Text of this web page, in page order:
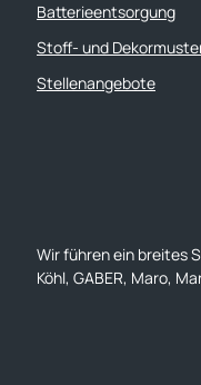
Batterieentsorgung
Stoff- und
Stellenangebote
Wir führen ein breites
Köhl, GABER, Maro,